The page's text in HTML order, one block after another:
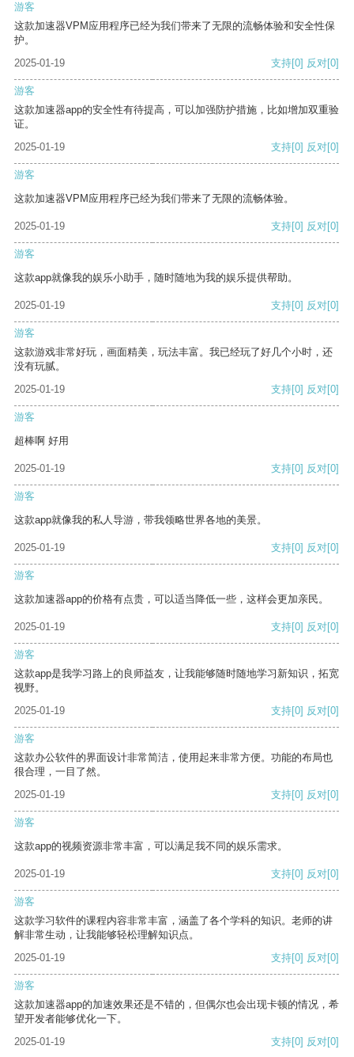
游客
这款加速器VPM应用程序已经为我们带来了无限的流畅体验和安全性保
护。
2025-01-19
支持[0] 反对[0]
游客
这款加速器app的安全性有待提高，可以加强防护措施，比如增加双重验
证。
2025-01-19
支持[0] 反对[0]
游客
这款加速器VPM应用程序已经为我们带来了无限的流畅体验。
2025-01-19 支持[0] 反对[0]
游客
这款app就像我的娱乐小助手，随时随地为我的娱乐提供帮助。
2025-01-19 支持[0] 反对[0]
游客
这款游戏非常好玩，画面精美，玩法丰富。我已经玩了好几个小时，还
没有玩腻。
2025-01-19
支持[0] 反对[0]
游客
超棒啊 好用
2025-01-19 支持[0] 反对[0]
游客
这款app就像我的私人导游，带我领略世界各地的美景。
2025-01-19 支持[0] 反对[0]
游客
这款加速器app的价格有点贵，可以适当降低一些，这样会更加亲民。
2025-01-19 支持[0] 反对[0]
游客
这款app是我学习路上的良师益友，让我能够随时随地学习新知识，拓宽
视野。
2025-01-19
支持[0] 反对[0]
游客
这款办公软件的界面设计非常简洁，使用起来非常方便。功能的布局也
很合理，一目了然。
2025-01-19
支持[0] 反对[0]
游客
这款app的视频资源非常丰富，可以满足我不同的娱乐需求。
2025-01-19 支持[0] 反对[0]
游客
这款学习软件的课程内容非常丰富，涵盖了各个学科的知识。老师的讲
解非常生动，让我能够轻松理解知识点。
2025-01-19
支持[0] 反对[0]
游客
这款加速器app的加速效果还是不错的，但偶尔也会出现卡顿的情况，希
望开发者能够优化一下。
2025-01-19
支持[0] 反对[0]